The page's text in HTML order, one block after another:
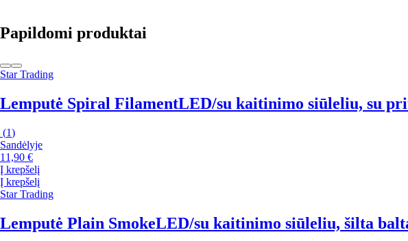
Papildomi produktai
Star Trading
Lemputė Spiral FilamentLED/su kaitinimo siūleliu, su
(1)
Sandėlyje
11,90 €
Į krepšelį
Į krepšelį
Star Trading
Lemputė Plain SmokeLED/su kaitinimo siūleliu, šilta